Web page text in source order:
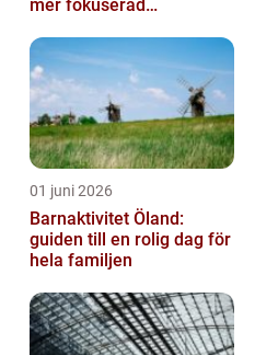
mer fokuserad
01 juni 2026
Barnaktivitet Öland:
guiden till en rolig dag för
hela familjen